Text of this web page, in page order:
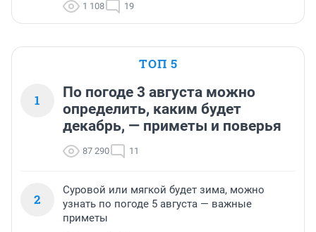
1 108 19
ТОП 5
1
По погоде 3 августа можно
определить, каким будет
декабрь, — приметы и поверья
87 290 11
2
Суровой или мягкой будет зима, можно
узнать по погоде 5 августа — важные
приметы